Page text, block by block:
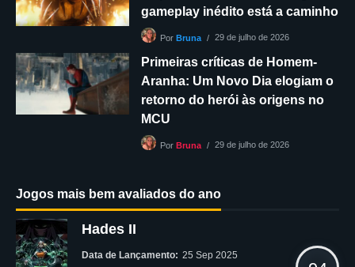
gameplay inédito está a caminho
PorBruna 29 de julho de 2026
Primeiras críticas de Homem-
Aranha: Um Novo Dia elogiam o
retorno do herói às origens no
MCU
PorBruna 29 de julho de 2026
Jogos mais bem avaliados do ano
Hades II
Data de Lançamento: 25 Sep 2025